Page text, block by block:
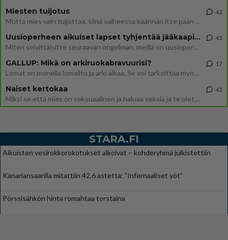
Miesten tuijotus
Mutta mies vain tuijottaa, siinä vaiheessa käännän itse pään pois. Mikä juttu? Yleensä jos joku tuijottaa tai katsoo, hä
42
Uusioperheen aikuiset lapset tyhjentää jääkaapin käydessään
Miten selvittäisitte seuraavan ongelman, meillä on uusioperhe, minulla teini-ikäiset lapset ja puolisolla aikuiset, jotk
43
GALLUP: Mikä on arkiruokabravuurisi?
Lomat on monella lomailtu ja arki alkaa. Se voi tarkoittaa myös sitä, että grillailut on grillattu ja palataan arjen ruo
17
Naiset kertokaa
Miksi se että mies on seksuaalinen ja haluaa seksiä ja te olette hänen mielestänne haluttava on vastenmielistä? Mikä sii
43
STARA.FI
Aikuisten vesirokkorokotukset alkoivat – kohderyhmä julkistettiin
Kanariansaarilla mitattiin 42,6 astetta: ”Infernaaliset yöt”
Pörssisähkön hinta romahtaa torstaina